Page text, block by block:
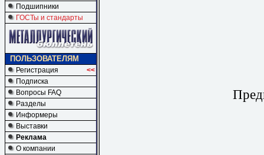
Подшипники
ГОСТы и стандарты
ПОЛЬЗОВАТЕЛЯМ
Регистрация
<<
Подписка
Вопросы FAQ
Разделы
Информеры
Выставки
Реклама
О компании